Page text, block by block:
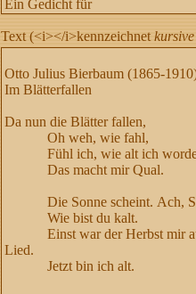
Text (<i></i>kennzeichnet kursive